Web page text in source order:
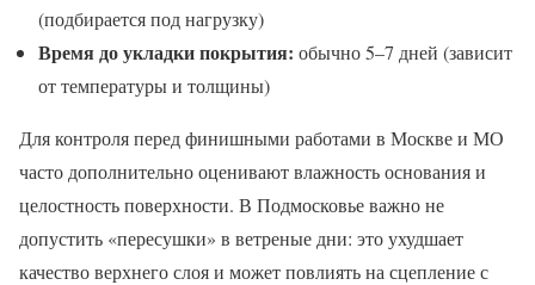
(подбирается под нагрузку)
Время до укладки покрытия: обычно 5–7 дней (зависит
от температуры и толщины)
Для контроля перед финишными работами в Москве и МО
часто дополнительно оценивают влажность основания и
целостность поверхности. В Подмосковье важно не
допустить «пересушки» в ветреные дни: это ухудшает
качество верхнего слоя и может повлиять на сцепление с